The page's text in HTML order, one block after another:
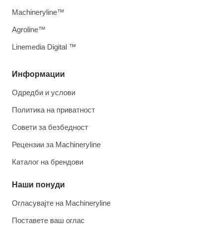
Информации
Одредби и услови
Политика на приватност
Совети за безбедност
Рецензии за Machineryline
Каталог на брендови
Наши понуди
Огласувајте на Machineryline
Поставете ваш оглас
Machineryline™
Agroline™
Linemedia Digital ™